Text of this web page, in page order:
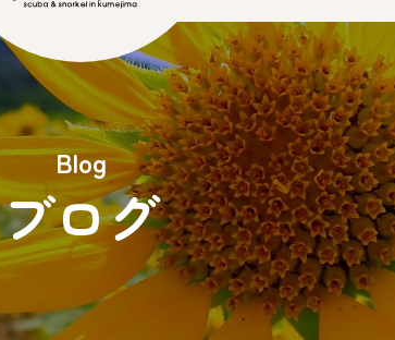
Blog
ブログ